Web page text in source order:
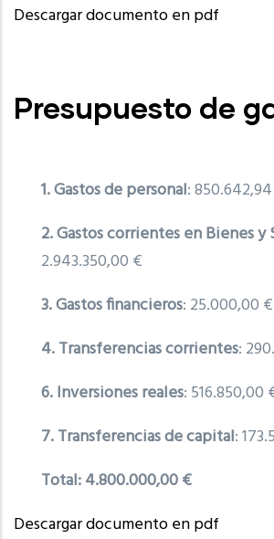
Descargar documento en pdf
Presupuesto de
1. Gastos de personal:
2. Gastos corrientes en Bienes y
2.943.350,00 €
3. Gastos financieros: 25.000,00 €
4. Transferencias corrientes:
6. Inversiones reales: 516.850,00
7. Transferencias de capital:
Total: 4.800.000,00 €
Descargar documento en pdf